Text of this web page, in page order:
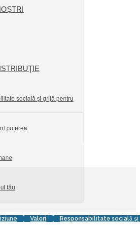
socială şi grijă pentru
puterea
tău
Valori Responsabilitate socială